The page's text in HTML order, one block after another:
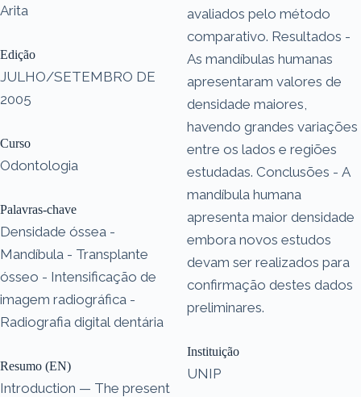
Arita
Edição
JULHO/SETEMBRO DE
2005
Curso
Odontologia
Palavras-chave
Densidade óssea -
Mandíbula - Transplante
ósseo - Intensificação de
imagem radiográfica -
Radiografia digital dentária
Resumo (EN)
Introduction — The present
avaliados pelo método
comparativo. Resultados -
As mandíbulas humanas
apresentaram valores de
densidade maiores,
havendo grandes variações
entre os lados e regiões
estudadas. Conclusões - A
mandíbula humana
apresenta maior densidade
embora novos estudos
devam ser realizados para
confirmação destes dados
preliminares.
Instituição
UNIP